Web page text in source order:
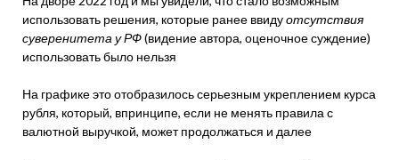
использовать решения, которые ранее ввидуотсутствия
суверенитета у РФ(видение автора, оценочное суждение)
использовать было нельзя
На графике это отобразилось серьезным укреплением курса
рубля, который, впринципе, если не менять правила с
валютной выручкой, может продолжаться и далее